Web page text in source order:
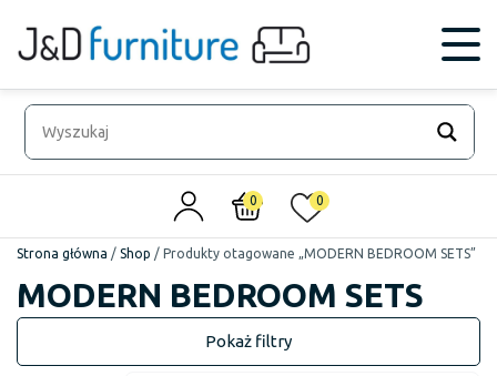
0 0
Strona główna / Shop / Produkty otagowane „MODERN BEDROOM SETS”
MODERN BEDROOM SETS